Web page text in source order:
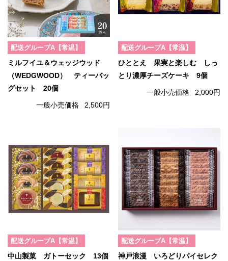
配送グループA【常温】
ミルフイユ＆ウェッジウッド
（WEDGWOOD） ティーバッ
グセット 20個
一般小売価格 2,500円
配送グループA【常温】
ひととえ 果実と楽しむ しっ
とり濃厚チーズケーキ 9個
一般小売価格 2,000円
配送グループA【常温】
中山製菓 ガトーセック 13個
配送グループA【常温】
神戸浪漫 いろどりパイセレク